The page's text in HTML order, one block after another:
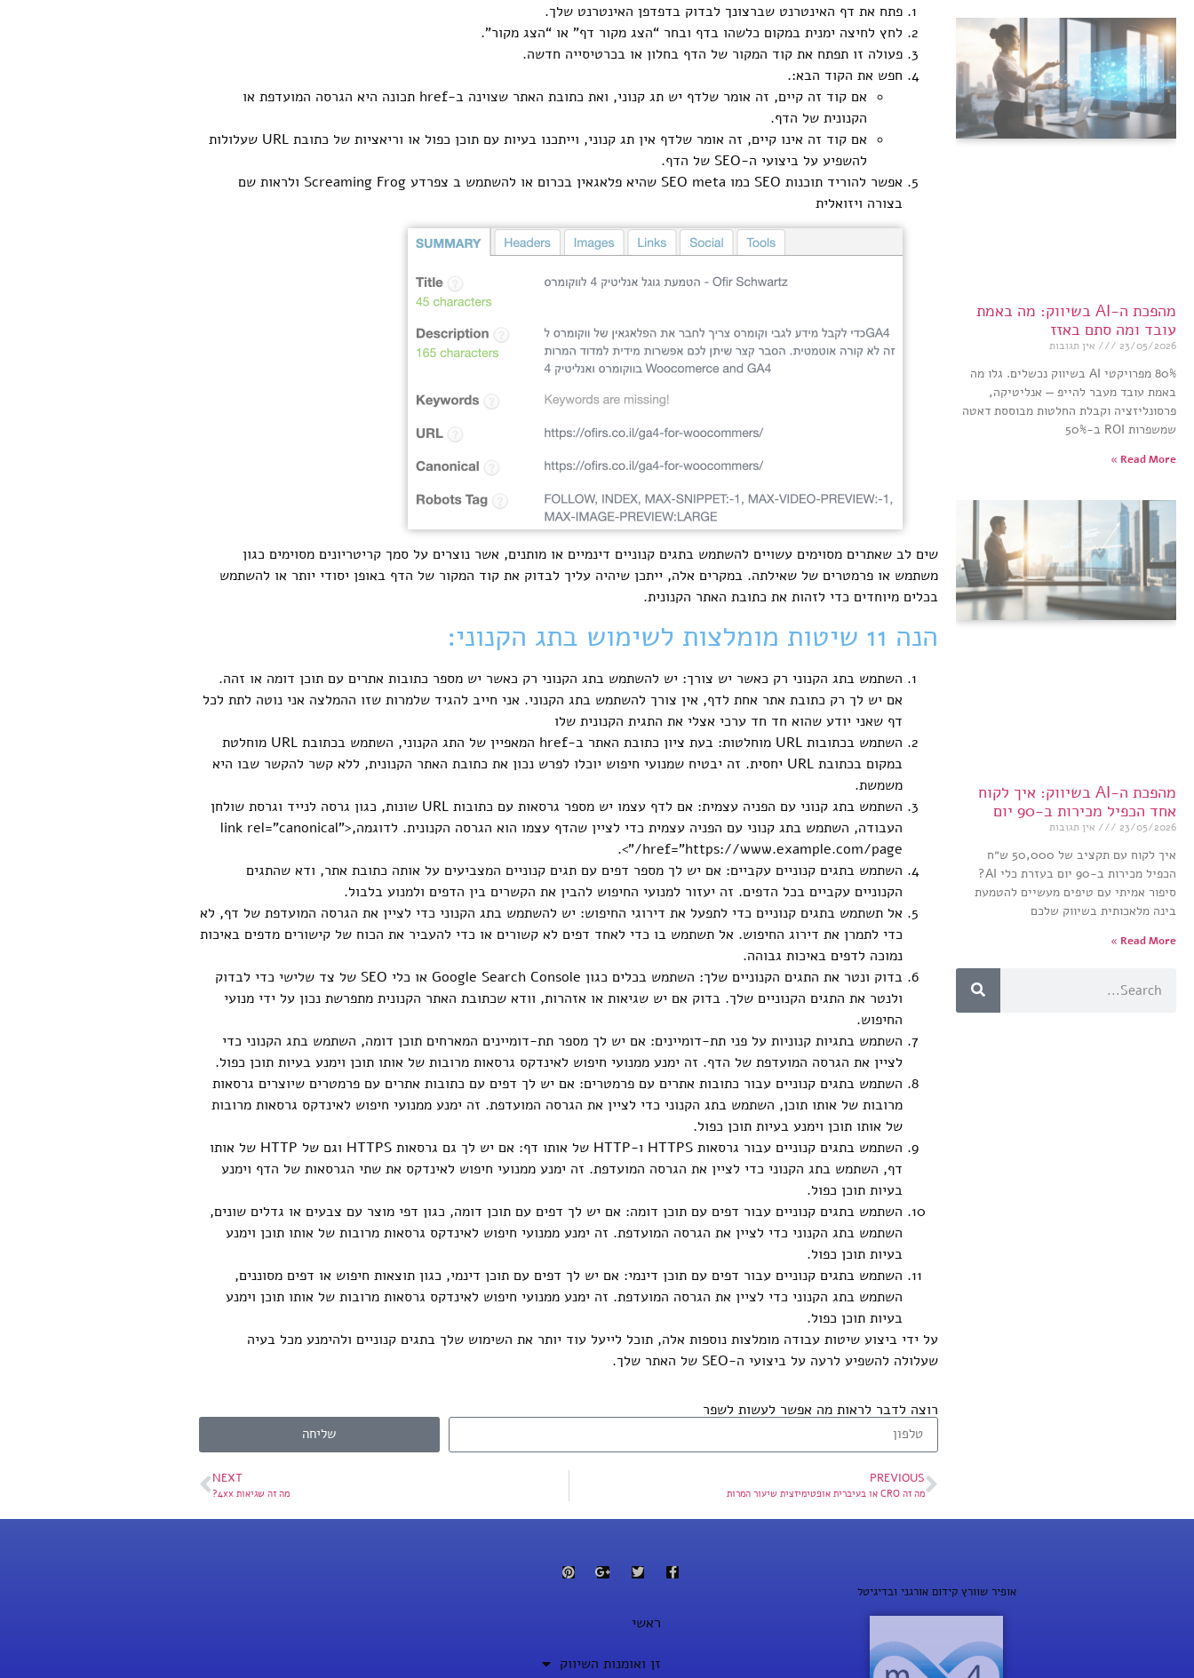
מהפכת ה-AI בשיווק: מה באמת
עובד ומה סתם באזז
23/05/2026 אין תגובות
80% מפרויקטי AI בשיווק נכשלים. גלו מה
באמת עובד מעבר להייפ — אנליטיקה,
פרסונליזציה וקבלת החלטות מבוססת דאטה
שמשפרות ROI ב-50%
Read More »
מהפכת ה-AI בשיווק: איך לקוח
אחד הכפיל מכירות ב-90 יום
23/05/2026 אין תגובות
איך לקוח עם תקציב של 50,000 ש״ח
הכפיל מכירות ב-90 יום בעזרת כלי AI?
סיפור אמיתי עם טיפים מעשיים להטמעת
בינה מלאכותית בשיווק שלכם
Read More »
פתח את דף האינטרנט שברצונך לבדוק בדפדפן האינטרנט שלך.
לחץ לחיצה ימנית במקום כלשהו בדף ובחר “הצג מקור דף” או “הצג מקור”.
פעולה זו תפתח את קוד המקור של הדף בחלון או בכרטיסייה חדשה.
חפש את הקוד הבא:.
אם קוד זה קיים, זה אומר שלדף יש תג קנוני, ואת כתובת האתר שצוינה ב-href תכונה היא הגרסה המועדפת או
הקנונית של הדף.
אם קוד זה אינו קיים, זה אומר שלדף אין תג קנוני, וייתכנו בעיות עם תוכן כפול או וריאציות של כתובת URL שעלולות
להשפיע על ביצועי ה-SEO של הדף.
אפשר להוריד תוכנות SEO כמו SEO meta שהיא פלאגאין בכרום או להשתמש ב צפרדע Screaming Frog ולראות שם
בצורה ויזואלית
שים לב שאתרים מסוימים עשויים להשתמש בתגים קנוניים דינמיים או מותנים, אשר נוצרים על סמך קריטריונים מסוימים כגון
משתמש או פרמטרים של שאילתה. במקרים אלה, ייתכן שיהיה עליך לבדוק את קוד המקור של הדף באופן יסודי יותר או להשתמש
בכלים מיוחדים כדי לזהות את כתובת האתר הקנונית.
הנה 11 שיטות מומלצות לשימוש בתג הקנוני:
השתמש בתג הקנוני רק כאשר יש צורך: יש להשתמש בתג הקנוני רק כאשר יש מספר כתובות אתרים עם תוכן דומה או זהה.
אם יש לך רק כתובת אתר אחת לדף, אין צורך להשתמש בתג הקנוני. אני חייב להגיד שלמרות שזו ההמלצה אני נוטה לתת לכל
דף שאני יודע שהוא חד חד ערכי אצלי את התגית הקנונית שלו
השתמש בכתובות URL מוחלטות: בעת ציון כתובת האתר ב-href המאפיין של התג הקנוני, השתמש בכתובת URL מוחלטת
במקום בכתובת URL יחסית. זה יבטיח שמנועי חיפוש יוכלו לפרש נכון את כתובת האתר הקנונית, ללא קשר להקשר שבו היא
משמשת.
השתמש בתג קנוני עם הפניה עצמית: אם לדף עצמו יש מספר גרסאות עם כתובות URL שונות, כגון גרסה לנייד וגרסת שולחן
העבודה, השתמש בתג קנוני עם הפניה עצמית כדי לציין שהדף עצמו הוא הגרסה הקנונית. לדוגמה,<link rel=”canonical”
href=”https://www.example.com/page/”>.
השתמש בתגים קנוניים עקביים: אם יש לך מספר דפים עם תגים קנוניים המצביעים על אותה כתובת אתר, ודא שהתגים
הקנוניים עקביים בכל הדפים. זה יעזור למנועי החיפוש להבין את הקשרים בין הדפים ולמנוע בלבול.
אל תשתמש בתגים קנוניים כדי לתפעל את דירוגי החיפוש: יש להשתמש בתג הקנוני כדי לציין את הגרסה המועדפת של דף, לא
כדי לתמרן את דירוג החיפוש. אל תשתמש בו כדי לאחד דפים לא קשורים או כדי להעביר את הכוח של קישורים מדפים באיכות
נמוכה לדפים באיכות גבוהה.
בדוק ונטר את התגים הקנוניים שלך: השתמש בכלים כגון Google Search Console או כלי SEO של צד שלישי כדי לבדוק
ולנטר את התגים הקנוניים שלך. בדוק אם יש שגיאות או אזהרות, וודא שכתובת האתר הקנונית מתפרשת נכון על ידי מנועי
החיפוש.
השתמש בתגיות קנוניות על פני תת-דומיינים: אם יש לך מספר תת-דומיינים המארחים תוכן דומה, השתמש בתג הקנוני כדי
לציין את הגרסה המועדפת של הדף. זה ימנע ממנועי חיפוש לאינדקס גרסאות מרובות של אותו תוכן וימנע בעיות תוכן כפול.
השתמש בתגים קנוניים עבור כתובות אתרים עם פרמטרים: אם יש לך דפים עם כתובות אתרים עם פרמטרים שיוצרים גרסאות
מרובות של אותו תוכן, השתמש בתג הקנוני כדי לציין את הגרסה המועדפת. זה ימנע ממנועי חיפוש לאינדקס גרסאות מרובות
של אותו תוכן וימנע בעיות תוכן כפול.
השתמש בתגים קנוניים עבור גרסאות HTTPS ו-HTTP של אותו דף: אם יש לך גם גרסאות HTTPS וגם של HTTP של אותו
דף, השתמש בתג הקנוני כדי לציין את הגרסה המועדפת. זה ימנע ממנועי חיפוש לאינדקס את שתי הגרסאות של הדף וימנע
בעיות תוכן כפול.
השתמש בתגים קנוניים עבור דפים עם תוכן דומה: אם יש לך דפים עם תוכן דומה, כגון דפי מוצר עם צבעים או גדלים שונים,
השתמש בתג הקנוני כדי לציין את הגרסה המועדפת. זה ימנע ממנועי חיפוש לאינדקס גרסאות מרובות של אותו תוכן וימנע
בעיות תוכן כפול.
השתמש בתגים קנוניים עבור דפים עם תוכן דינמי: אם יש לך דפים עם תוכן דינמי, כגון תוצאות חיפוש או דפים מסוננים,
השתמש בתג הקנוני כדי לציין את הגרסה המועדפת. זה ימנע ממנועי חיפוש לאינדקס גרסאות מרובות של אותו תוכן וימנע
בעיות תוכן כפול.
על ידי ביצוע שיטות עבודה מומלצות נוספות אלה, תוכל לייעל עוד יותר את השימוש שלך בתגים קנוניים ולהימנע מכל בעיה
שעלולה להשפיע לרעה על ביצועי ה-SEO של האתר שלך.
רוצה לדבר לראות מה אפשר לעשות לשפר
שליחה
PREVIOUS
מה זה CRO או בעיברית אופטימיזצית שיעור המרות
NEXT
מה זה שגיאות 4xx?
אופיר שוורץ קידום אורגני ובדיגיטל
ראשי
זן ואומנות השיווק